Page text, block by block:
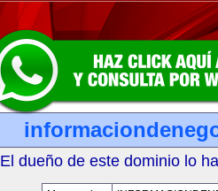
El dueño de este dominio lo